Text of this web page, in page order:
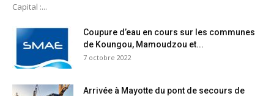
Capital :...
Coupure d’eau en cours sur les communes
de Koungou, Mamoudzou et...
7 octobre 2022
Arrivée à Mayotte du pont de secours de